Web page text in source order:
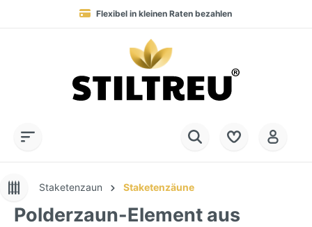
Flexibel in kleinen Raten bezahlen
Blitzversand in 1-2 Werktagen nach DE, AT & NL
+49 (0) 28 32 - 408 990 0
Dauerhaft hohe Warenverfügbarkeit
SSL-verschlüsselt online einkaufen
Staketenzaun Staketenzäune
Polderzaun-Element aus